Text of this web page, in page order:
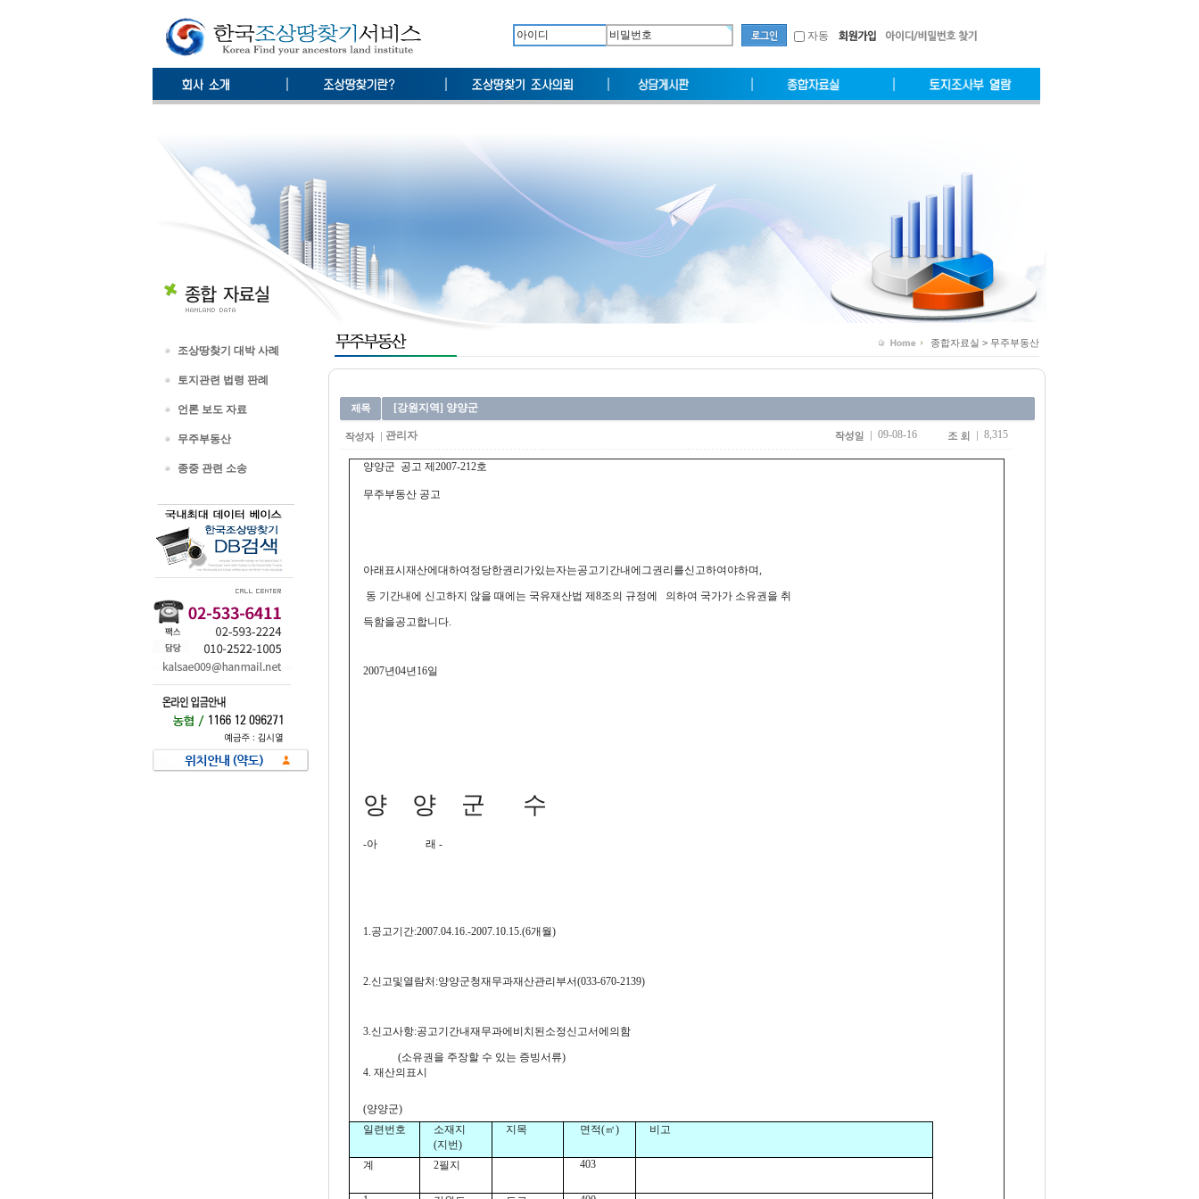
자동
조상땅찾기 대박 사례
토지관련 법령 판례
언론 보도 자료
무주부동산
종중 관련 소송
종합자료실 > 무주부동산
[강원지역] 양양군
관리자 09-08-16 8,315
양양군 공고 제2007-212호
무주부동산 공고
아래표시재산에대하여정당한권리가있는자는공고기간내에그권리를신고하여야하며,
동 기간내에 신고하지 않을 때에는 국유재산법 제8조의 규정에 의하여 국가가 소유권을 취
득함을공고합니다.
2007년04년16일
양 양 군 수
-아 래 -
1.공고기간:2007.04.16.-2007.10.15.(6개월)
2.신고및열람처:양양군청재무과재산관리부서(033-670-2139)
3.신고사항:공고기간내재무과에비치된소정신고서에의함
(소유권을 주장할 수 있는 증빙서류)
4. 재산의표시
(양양군)
일련번호
소재지
(지번)
지목 면적(㎡) 비고
계 2필지 403